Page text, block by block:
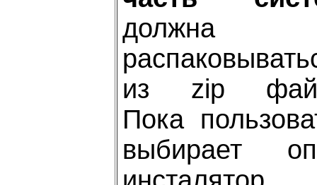
должна
из zip
Пока
выбирает